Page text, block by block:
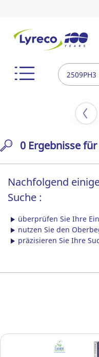
0 Ergebnisse für
Nachfolgend
Suche :
überprüfen Sie Ihre
nutzen Sie den
präzisieren Sie Ihre